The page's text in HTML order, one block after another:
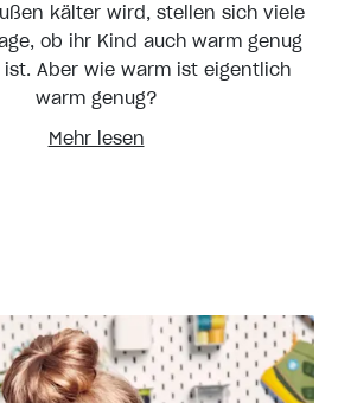
kälter wird, stellen sich viele
ob ihr Kind auch warm genug
ist. Aber wie warm ist eigentlich
warm genug?
Mehr lesen